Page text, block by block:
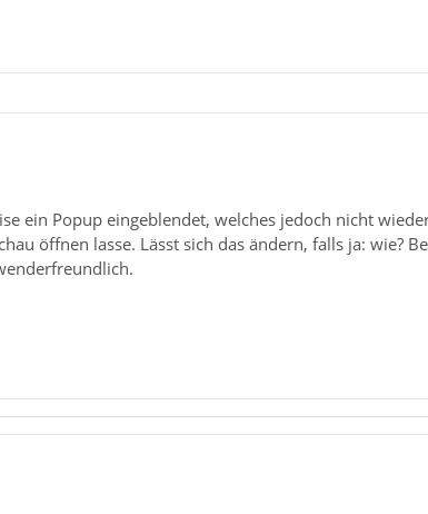
ein Popup eingeblendet, welches jedoch nicht
öffnen lasse. Lässt sich das ändern, falls ja: wie?